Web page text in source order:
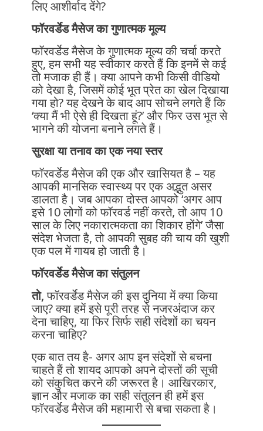
लिए आशीर्वाद देंगे?
फॉरवर्डेड मैसेज का गुणात्मक मूल्य
फॉरवर्डेड मैसेज के गुणात्मक मूल्य की चर्चा करते
हुए, हम सभी यह स्वीकार करते हैं कि इनमें से कई
तो मजाक ही हैं। क्या आपने कभी किसी वीडियो
को देखा है, जिसमें कोई भूत प्रेत का खेल दिखाया
गया हो? यह देखने के बाद आप सोचने लगते हैं कि
‘क्या मैं भी ऐसे ही दिखता हूं?’ और फिर उस भूत से
भागने की योजना बनाने लगते हैं।
सुरक्षा या तनाव का एक नया स्तर
फॉरवर्डेड मैसेज की एक और खासियत है – यह
आपकी मानसिक स्वास्थ्य पर एक अद्भुत असर
डालता है। जब आपका दोस्त आपको ‘अगर आप
इसे 10 लोगों को फॉरवर्ड नहीं करते, तो आप 10
साल के लिए नकारात्मकता का शिकार होंगे’ जैसा
संदेश भेजता है, तो आपकी सुबह की चाय की खुशी
एक पल में गायब हो जाती है।
फॉरवर्डेड मैसेज का संतुलन
तो,फॉरवर्डेड मैसेज की इस दुनिया में क्या किया
जाए? क्या हमें इसे पूरी तरह से नजरअंदाज कर
देना चाहिए, या फिर सिर्फ सही संदेशों का चयन
करना चाहिए?
एक बात तय है- अगर आप इन संदेशों से बचना
चाहते हैं तो शायद आपको अपने दोस्तों की सूची
को संकुचित करने की जरूरत है। आखिरकार,
ज्ञान और मजाक का सही संतुलन ही हमें इस
फॉरवर्डेड मैसेज की महामारी से बचा सकता है।